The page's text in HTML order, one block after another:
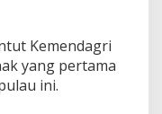
Kemendagri
yang pertama
ini.